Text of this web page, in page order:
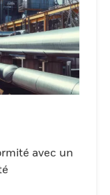
avec un